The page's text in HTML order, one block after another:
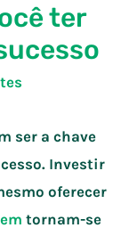
ter
ser a chave
Investir
oferecer
tornam-se